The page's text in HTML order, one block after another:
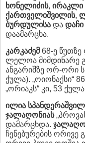
ხონელიძის, ირაკლი
ქართველიშვილის,
ბურდულისა და დაჩი
დაამარცხა.
კარკაძემ 68-ე წუთზე
ლელოა მიმდინარე
ანგარიშზე ორ-ორი
ქულა). „ოიონაქსი“
„ორიაკს“ კი, 53
ილია
ჯალაღონიას
დამარცხდა.
ჩენებურების ორივე